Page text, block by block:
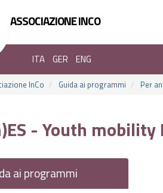
ASSOCIAZIONE INCO
ITA GER ENG
InCo Guida ai programmi Per
- Youth
ai programmi